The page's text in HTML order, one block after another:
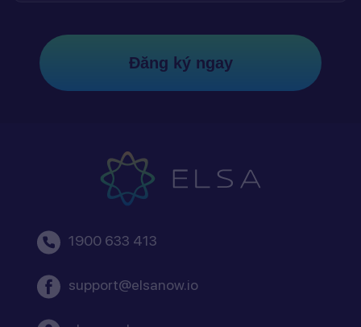
Đăng ký ngay
1900 633 413
support@elsanow.io